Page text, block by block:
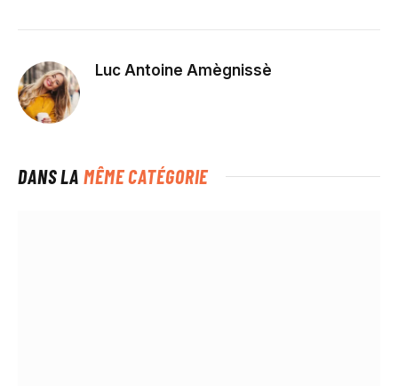
Luc Antoine Amègnissè
DANS LAMÊME CATÉGORIE